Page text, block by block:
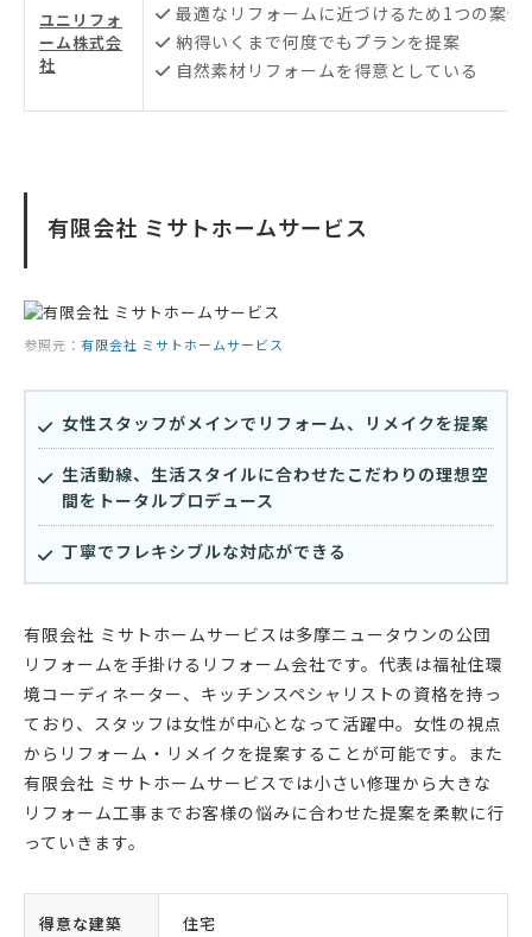
ユニリフォ
ーム株式会
社
最適なリフォームに近づけるため1つの案
納得いくまで何度でもプランを提案
自然素材リフォームを得意としている
有限会社 ミサトホームサービス
参照元： 有限会社 ミサトホームサービス
女性スタッフがメインでリフォーム、リメイクを提案
生活動線、生活スタイルに合わせたこだわりの理想空
間をトータルプロデュース
丁寧でフレキシブルな対応ができる
有限会社 ミサトホームサービスは多摩ニュータウンの公団
リフォームを手掛けるリフォーム会社です。代表は福祉住環
境コーディネーター、キッチンスペシャリストの資格を持っ
ており、スタッフは女性が中心となって活躍中。女性の視点
からリフォーム・リメイクを提案することが可能です。また
有限会社 ミサトホームサービスでは小さい修理から大きな
リフォーム工事までお客様の悩みに合わせた提案を柔軟に行
っていきます。
得意な建築 住宅